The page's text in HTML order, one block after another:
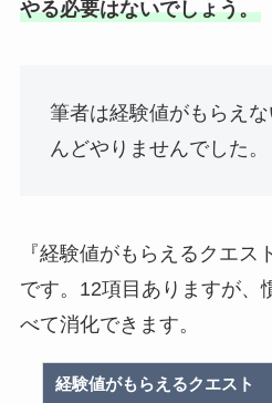
やる必要はないでしょう。
筆者は経験値がもらえ
んどやりませんでした。
『経験値がもらえるクエス
です。12項目ありますが、
べて消化できます。
経験値がもらえるクエスト